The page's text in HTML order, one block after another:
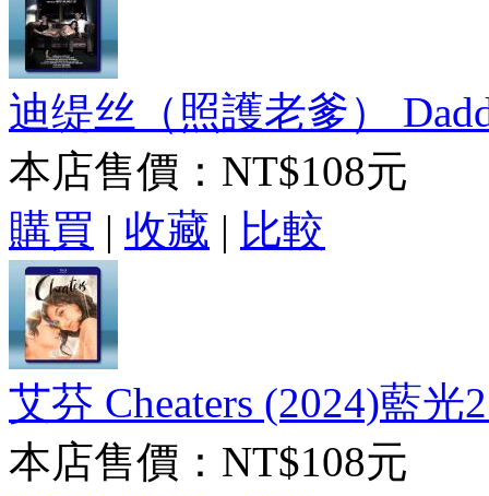
迪缇丝（照護老爹）
本店售價： NT$108元
購買 | 收藏 | 比較
艾芬 Cheaters (2024)藍光
本店售價： NT$108元